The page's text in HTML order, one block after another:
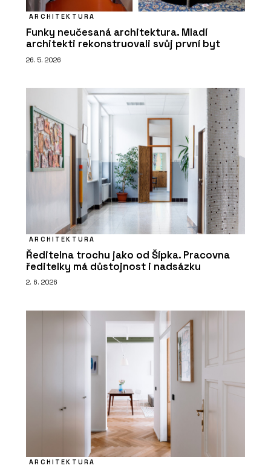
ARCHITEKTURA
Funky neučesaná architektura. Mladí
architekti rekonstruovali svůj první byt
26. 5. 2026
ARCHITEKTURA
Ředitelna trochu jako od Šípka. Pracovna
ředitelky má důstojnost i nadsázku
2. 6. 2026
ARCHITEKTURA